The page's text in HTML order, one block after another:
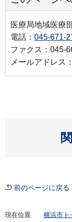
医療局地域医療
電話： 045-671-
ファクス：045-
メールアドレス：
前のページに戻る
現在位置 横浜市ト